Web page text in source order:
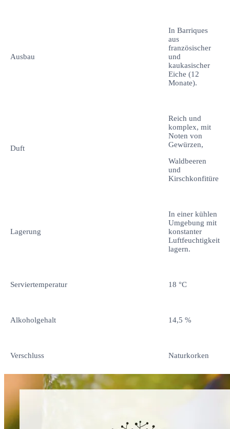
Ausbau
In Barriques
aus
französischer
und
kaukasischer
Eiche (12
Monate).
Duft
Reich und
komplex, mit
Noten von
Gewürzen,
Waldbeeren
und
Kirschkonfitüre
Lagerung
In einer kühlen
Umgebung mit
konstanter
Luftfeuchtigkeit
lagern.
Serviertemperatur 18 °C
Alkoholgehalt 14,5 %
Verschluss Naturkorken